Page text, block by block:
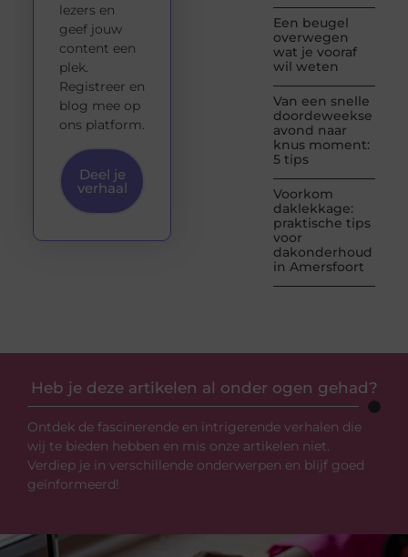
Een beugel
overwegen
wat je vooraf
wil weten
Van een snelle
doordeweekse
avond naar
knus moment:
5 tips
Voorkom
daklekkage:
praktische tips
voor
dakonderhoud
in Amersfoort
lezers en
geef jouw
content een
plek.
Registreer en
blog mee op
ons platform.
Deel je
verhaal
Heb je deze artikelen al onder ogen gehad?
Ontdek de fascinerende en intrigerende verhalen die
wij te bieden hebben en mis onze artikelen niet.
Verdiep je in verschillende onderwerpen en blijf goed
geïnformeerd!